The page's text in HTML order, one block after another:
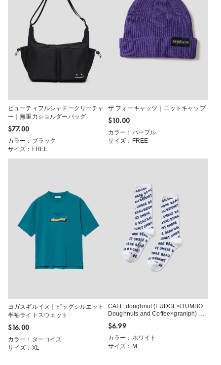
ビューティフルシャドークリーチャ
ー｜無重力ショルダーバッグ
$‌77.00
カラー：ブラック
サイズ：FREE
ザ フォーキャッツ｜ニットキャップ
$‌10.00
カラー：パープル
サイズ：FREE
ヨガスギルイヌ｜ビッグシルエット
半袖ライトスウェット
$‌16.00
カラー：ターコイズ
サイズ：XL
CAFE doughnut (FUDGE×DUMBO
Doughnuts and Coffee×graniph) ｜
ソックス
$‌6.99
カラー：ホワイト
サイズ：M